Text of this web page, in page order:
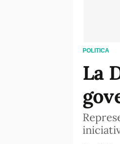
POLITICA
La